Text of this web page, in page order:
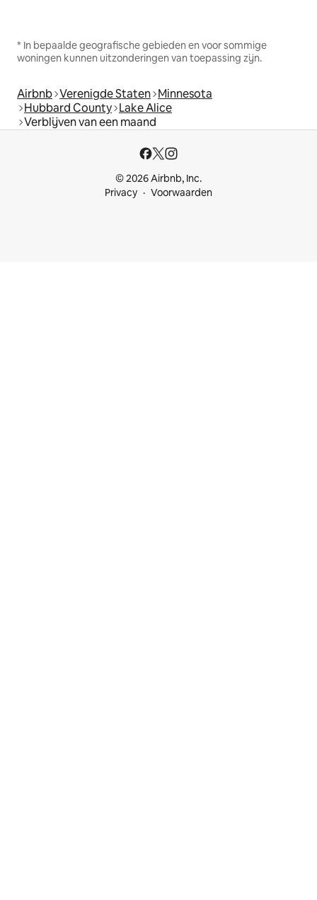
* In bepaalde geografische gebieden en voor sommige
woningen kunnen uitzonderingen van toepassing zijn.
Airbnb Verenigde Staten Minnesota
Hubbard County Lake Alice
Verblijven van een maand
© 2026 Airbnb, Inc.
Privacy
Voorwaarden